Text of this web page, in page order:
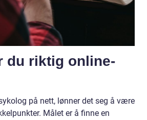
du riktig online-
på nett, lønner det seg å være
Målet er å finne en